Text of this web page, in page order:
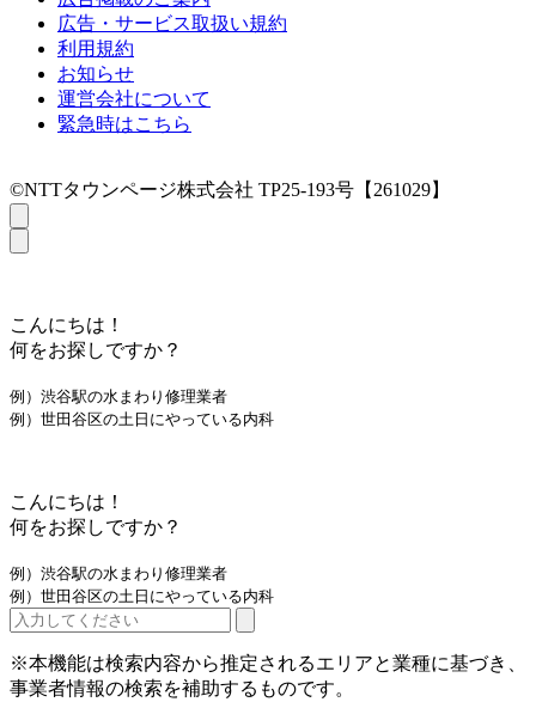
広告・サービス取扱い規約
利用規約
お知らせ
運営会社について
緊急時はこちら
©NTTタウンページ株式会社 TP25-193号【261029】
こんにちは！
何をお探しですか？
例）渋谷駅の水まわり修理業者
例）世田谷区の土日にやっている内科
こんにちは！
何をお探しですか？
例）渋谷駅の水まわり修理業者
例）世田谷区の土日にやっている内科
※本機能は検索内容から推定されるエリアと業種に基づき、
事業者情報の検索を補助するものです。